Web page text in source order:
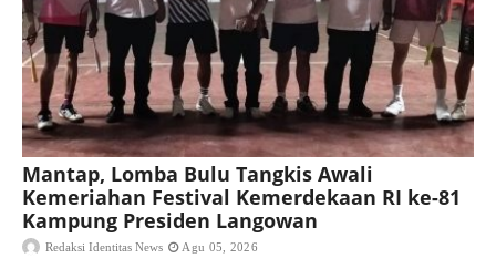
Mantap, Lomba Bulu Tangkis Awali
Kemeriahan Festival Kemerdekaan RI ke-81
Kampung Presiden Langowan
Redaksi Identitas News Agu 05, 2026